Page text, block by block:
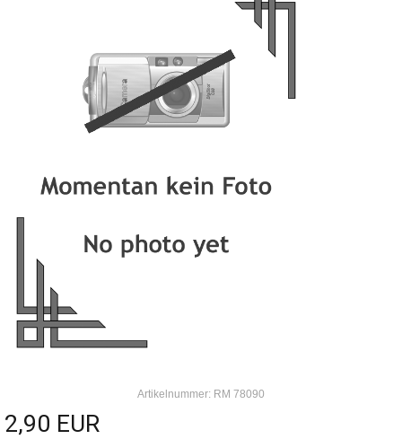
Artikelnummer: RM 78090
2,90 EUR